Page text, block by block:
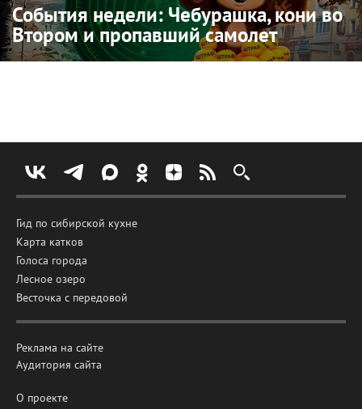
События недели: Чебурашка, кони во
Втором и пропавший самолет
Гид по сибирской кухне
Карта катков
Голоса города
Лесное озеро
Весточка с передовой
Реклама на сайте
Аудитория сайта
О проекте